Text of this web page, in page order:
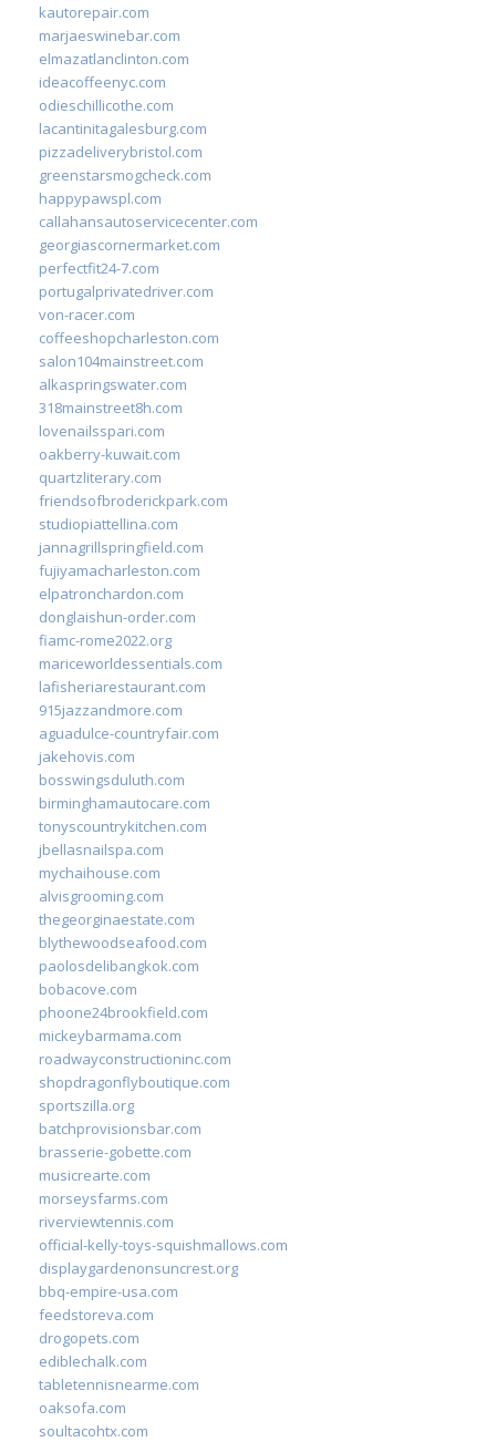
kautorepair.com
marjaeswinebar.com
elmazatlanclinton.com
ideacoffeenyc.com
odieschillicothe.com
lacantinitagalesburg.com
pizzadeliverybristol.com
greenstarsmogcheck.com
happypawspl.com
callahansautoservicecenter.com
georgiascornermarket.com
perfectfit24-7.com
portugalprivatedriver.com
von-racer.com
coffeeshopcharleston.com
salon104mainstreet.com
alkaspringswater.com
318mainstreet8h.com
lovenailsspari.com
oakberry-kuwait.com
quartzliterary.com
friendsofbroderickpark.com
studiopiattellina.com
jannagrillspringfield.com
fujiyamacharleston.com
elpatronchardon.com
donglaishun-order.com
fiamc-rome2022.org
mariceworldessentials.com
lafisheriarestaurant.com
915jazzandmore.com
aguadulce-countryfair.com
jakehovis.com
bosswingsduluth.com
birminghamautocare.com
tonyscountrykitchen.com
jbellasnailspa.com
mychaihouse.com
alvisgrooming.com
thegeorginaestate.com
blythewoodseafood.com
paolosdelibangkok.com
bobacove.com
phoone24brookfield.com
mickeybarmama.com
roadwayconstructioninc.com
shopdragonflyboutique.com
sportszilla.org
batchprovisionsbar.com
brasserie-gobette.com
musicrearte.com
morseysfarms.com
riverviewtennis.com
official-kelly-toys-squishmallows.com
displaygardenonsuncrest.org
bbq-empire-usa.com
feedstoreva.com
drogopets.com
ediblechalk.com
tabletennisnearme.com
oaksofa.com
soultacohtx.com